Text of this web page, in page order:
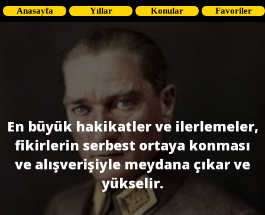
Anasayfa Yıllar Konular Favoriler
En büyük hakikatler ve ilerlemeler,
fikirlerin serbest ortaya konması
ve alışveri­şiyle meydana çıkar ve
yükselir.